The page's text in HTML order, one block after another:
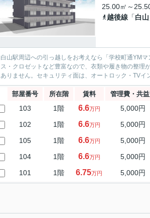
25.00㎡～
越後線 「白山
白山駅周辺への引っ越しをお考えなら「学校町通YM
ス・クロゼットなど豊富なので、衣類や履き物の整理
ありません。セキュリティ面は、オートロック・TV
部屋番号 所在階 賃料 管理費・共
103 1階 6.6万円 5,000円
102 1階 6.6万円 5,000円
105 1階 6.6万円 5,000円
104 1階 6.6万円 5,000円
101 1階 6.75万円 5,000円